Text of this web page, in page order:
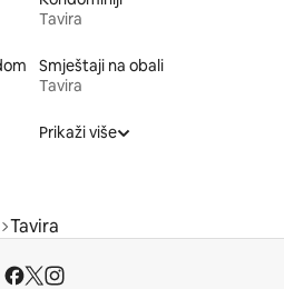
Tavira
Smještaji na obali
Tavira
Prikaži više
Tavira